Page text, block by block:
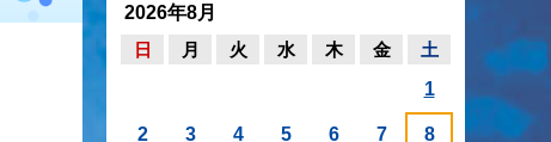
2026年8月
日
月 火 水 木 金 土
1
2 3 4 5 6 7 8